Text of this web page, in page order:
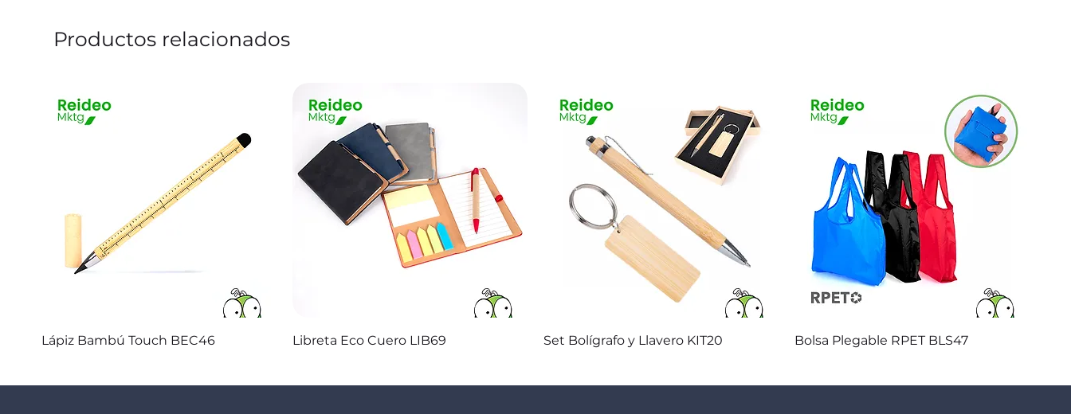
Productos relacionados
Vista rápida
Lápiz Bambú Touch BEC46 Vista rápida
Libreta Eco Cuero LIB69 Vista rápida
Set Bolígrafo y Llavero KIT20 Vista rápida
Bolsa Plegable RPET BLS47